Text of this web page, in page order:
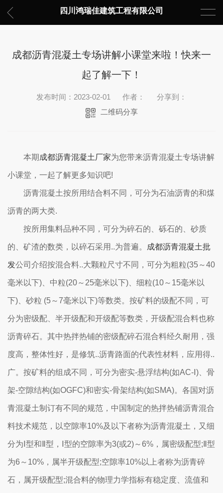
四川鸿瑞佳建筑工程有限公司
成都沥青混凝土专场讲解小课堂来啦！快来一
起了解一下！
发布时间：2023-02-01 作者：
分享到：
二维码分享
本期 成都沥青混凝土厂家为您带来沥青混凝土专场讲解
小课堂，一起了解更多知识吧!
沥青混凝土按所用结合料不同，可分为石油沥青的和煤
沥青的两大类.
按所用集料品种不同，可分为碎石的、砾石的、砂质
的、矿渣的数类，以碎石采用..为普遍。 成都沥青混凝土批
发公司介绍按混合料..大颗粒尺寸不同，可分为粗粒(35～40
毫米以下)、中粒(20～25毫米以下)、细粒(10～15毫米以
下)、砂粒 (5～7毫米以下)等数类。按矿料的级配不同，可
分为密级配、半开级配和开级配等数类，开级配混合料也称
沥青碎石。其中热拌热铺的密级配碎石混合料经久耐用，强
度高，整体性好，是修筑..沥青路面的代表性材料，应用得..
广。按矿料的组成不同，可分为密实-悬浮结构(如AC-Ⅰ)、骨
架-空隙结构(如OGFC)和密实-骨架结构(如SMA)。各国对沥
青混凝土制订有不同的规范，中国制定的热拌热铺沥青混合
料技术规范，以空隙率10%及以下者称为沥青混凝土，又细
分为Ⅰ型和Ⅱ型，Ⅰ型的空隙率为3(或2)～6%，属密级配型;Ⅱ型
为6～10%，属半开级配型;空隙率10%以上者称为沥青碎
石，属开级配型;混合料的物理力学指标有稳定度、流值和